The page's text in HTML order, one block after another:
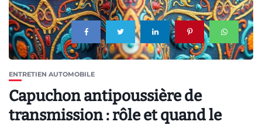
ENTRETIEN AUTOMOBILE
Capuchon antipoussière de
transmission : rôle et quand le